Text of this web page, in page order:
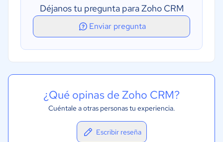
Déjanos tu pregunta para Zoho CRM
Enviar pregunta
¿Qué opinas de Zoho CRM?
Cuéntale a otras personas tu experiencia.
Escribir reseña